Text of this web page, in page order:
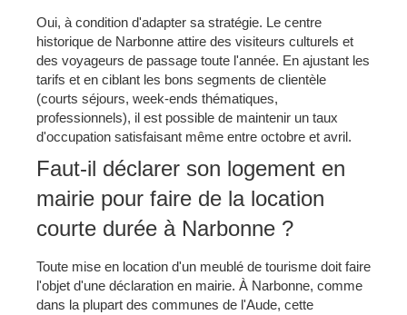
Oui, à condition d'adapter sa stratégie. Le centre
historique de Narbonne attire des visiteurs culturels et
des voyageurs de passage toute l'année. En ajustant les
tarifs et en ciblant les bons segments de clientèle
(courts séjours, week-ends thématiques,
professionnels), il est possible de maintenir un taux
d'occupation satisfaisant même entre octobre et avril.
Faut-il déclarer son logement en
mairie pour faire de la location
courte durée à Narbonne ?
Toute mise en location d'un meublé de tourisme doit faire
l'objet d'une déclaration en mairie. À Narbonne, comme
dans la plupart des communes de l'Aude, cette